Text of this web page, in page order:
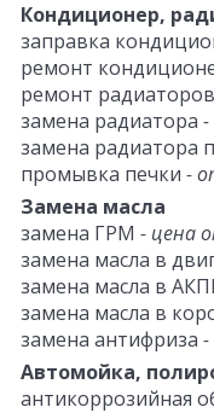
Кондиционер,
заправка
ремонт
ремонт радиаторов
замена радиатора
замена радиатора
промывка печки -
Замена масла
замена ГРМ - цена
замена масла в
замена масла в
замена масла в
замена антифриза
Автомойка,
антикоррозийная